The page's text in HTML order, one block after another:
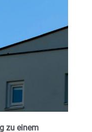
zu einem